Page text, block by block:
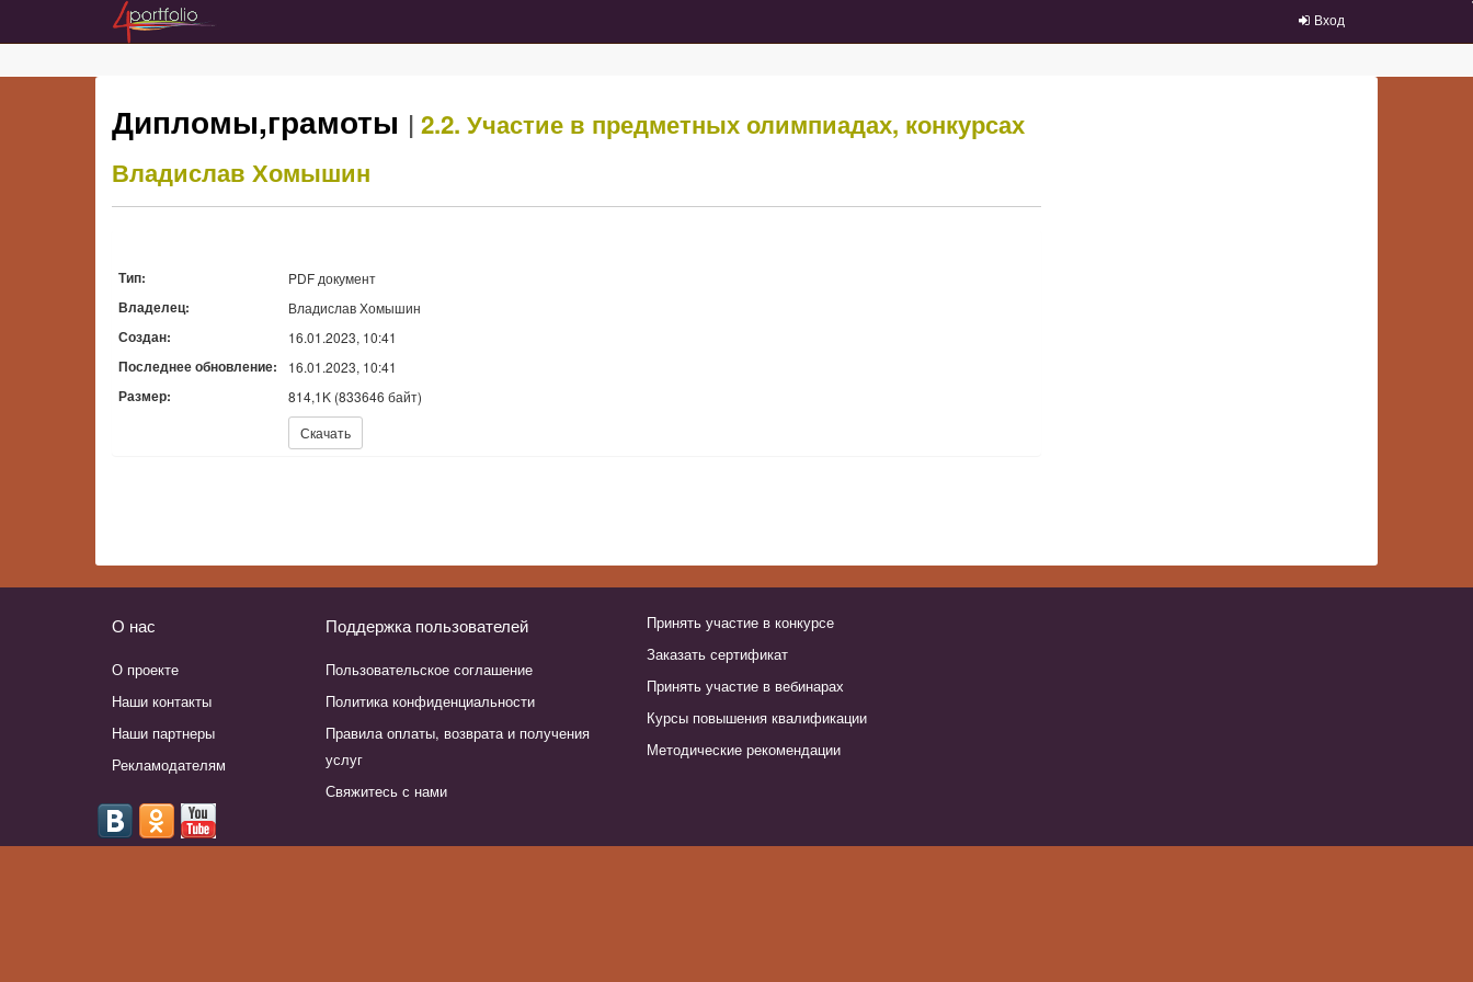
Вход
Дипломы,грамоты | 2.2. Участие в предметных олимпиадах, конкурсах
Владислав Хомышин
Тип: PDF документ
Владелец: Владислав Хомышин
Создан: 16.01.2023, 10:41
Последнее обновление: 16.01.2023, 10:41
Размер: 814,1K (833646 байт)
Скачать
О нас
О проекте
Наши контакты
Наши партнеры
Рекламодателям
Поддержка пользователей
Пользовательское соглашение
Политика конфиденциальности
Правила оплаты, возврата и получения
услуг
Свяжитесь с нами
Принять участие в конкурсе
Заказать сертификат
Принять участие в вебинарах
Курсы повышения квалификации
Методические рекомендации